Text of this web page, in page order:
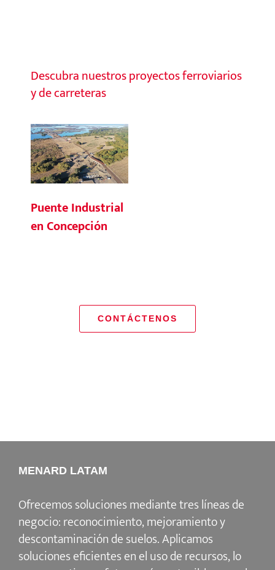
Descubra nuestros proyectos ferroviarios
y de carreteras
Puente Industrial
en Concepción
CONTÁCTENOS
MENARD LATAM
Ofrecemos soluciones mediante tres líneas de
negocio: reconocimiento, mejoramiento y
descontaminación de suelos. Aplicamos
soluciones eficientes en el uso de recursos, lo